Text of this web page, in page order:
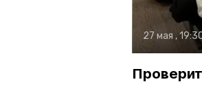
27 мая ,